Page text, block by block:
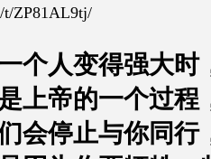
t/ZP81AL9tj/
个人变得强大时
上帝的一个过程
会停止与你同行